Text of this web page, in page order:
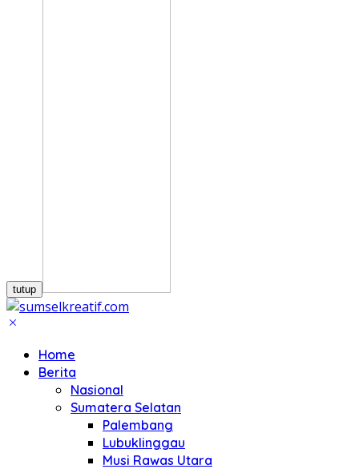
tutup
Home
Berita
Nasional
Sumatera Selatan
Palembang
Lubuklinggau
Musi Rawas Utara